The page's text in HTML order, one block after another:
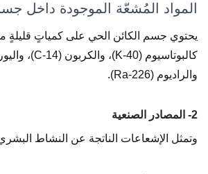
المواد المُشعّة الموجودة داخل
يحتوي جسم الكائن الحي على كمياتٍ قليلةٍ
والراديوم (Ra-226).
2- المصادر الصنعية
وتمثل الإشعاعات الناتجة عن النشاط